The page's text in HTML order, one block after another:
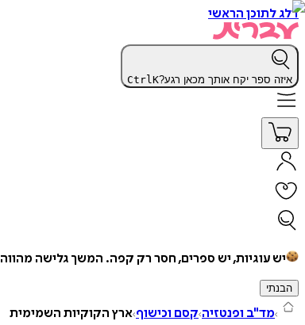
דלג לתוכן הראשי
איזה ספר יקח אותך מכאן רגע? CtrlK
יש עוגיות, יש ספרים, חסר רק קפה. המשך גלישה מהווה
הבנתי
מד"ב ופנטזיה קסם וכישוף ארץ הקוקיות השמימית